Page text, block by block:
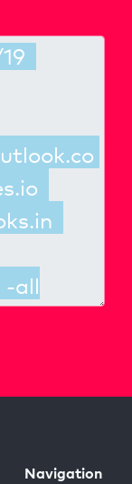
Navigation